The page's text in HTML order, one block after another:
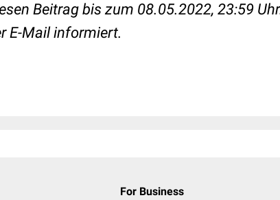
Beitrag bis zum 08.05.2022, 23:59
E-Mail informiert.
For Business